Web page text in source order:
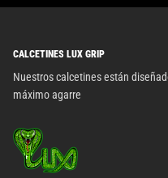
CALCETINES LUX GRIP
Nuestros calcetines están
máximo agarre